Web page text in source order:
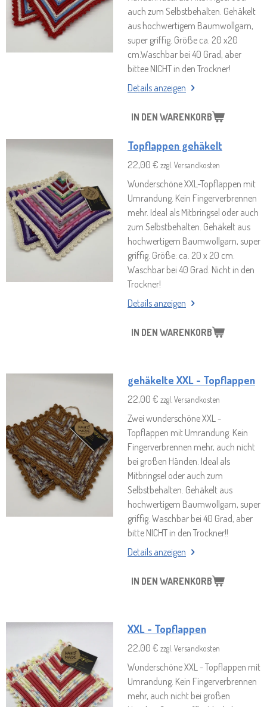
auch zum Selbstbehalten. Gehäkelt
aus hochwertigem Baumwollgarn,
super griffig. Größe ca. 20 x20
cm.Waschbar bei 40 Grad, aber
bittee NICHT in den Trockner!
Details anzeigen
IN DEN WARENKORB
Topflappen gehäkelt
22,00 € zzgl. Versandkosten
Wunderschöne XXL-Topflappen mit
Umrandung. Kein Fingerverbrennen
mehr. Ideal als Mitbringsel oder auch
zum Selbstbehalten. Gehäkelt aus
hochwertigem Baumwollgarn, super
griffig. Größe: ca. 20 x 20 cm.
Waschbar bei 40 Grad. Nicht in den
Trockner!
Details anzeigen
IN DEN WARENKORB
gehäkelte XXL - Topflappen
22,00 € zzgl. Versandkosten
Zwei wunderschöne XXL -
Topflappen mit Umrandung. Kein
Fingerverbrennen mehr, auch nicht
bei großen Händen. Ideal als
Mitbringsel oder auch zum
Selbstbehalten. Gehäkelt aus
hochwertigem Baumwollgarn, super
griffig. Waschbar bei 40 Grad, aber
bitte NICHT in den Trockner!!
Details anzeigen
IN DEN WARENKORB
XXL - Topflappen
22,00 € zzgl. Versandkosten
Wunderschöne XXL - Topflappen mit
Umrandung. Kein Fingerverbrennen
mehr, auch nicht bei großen